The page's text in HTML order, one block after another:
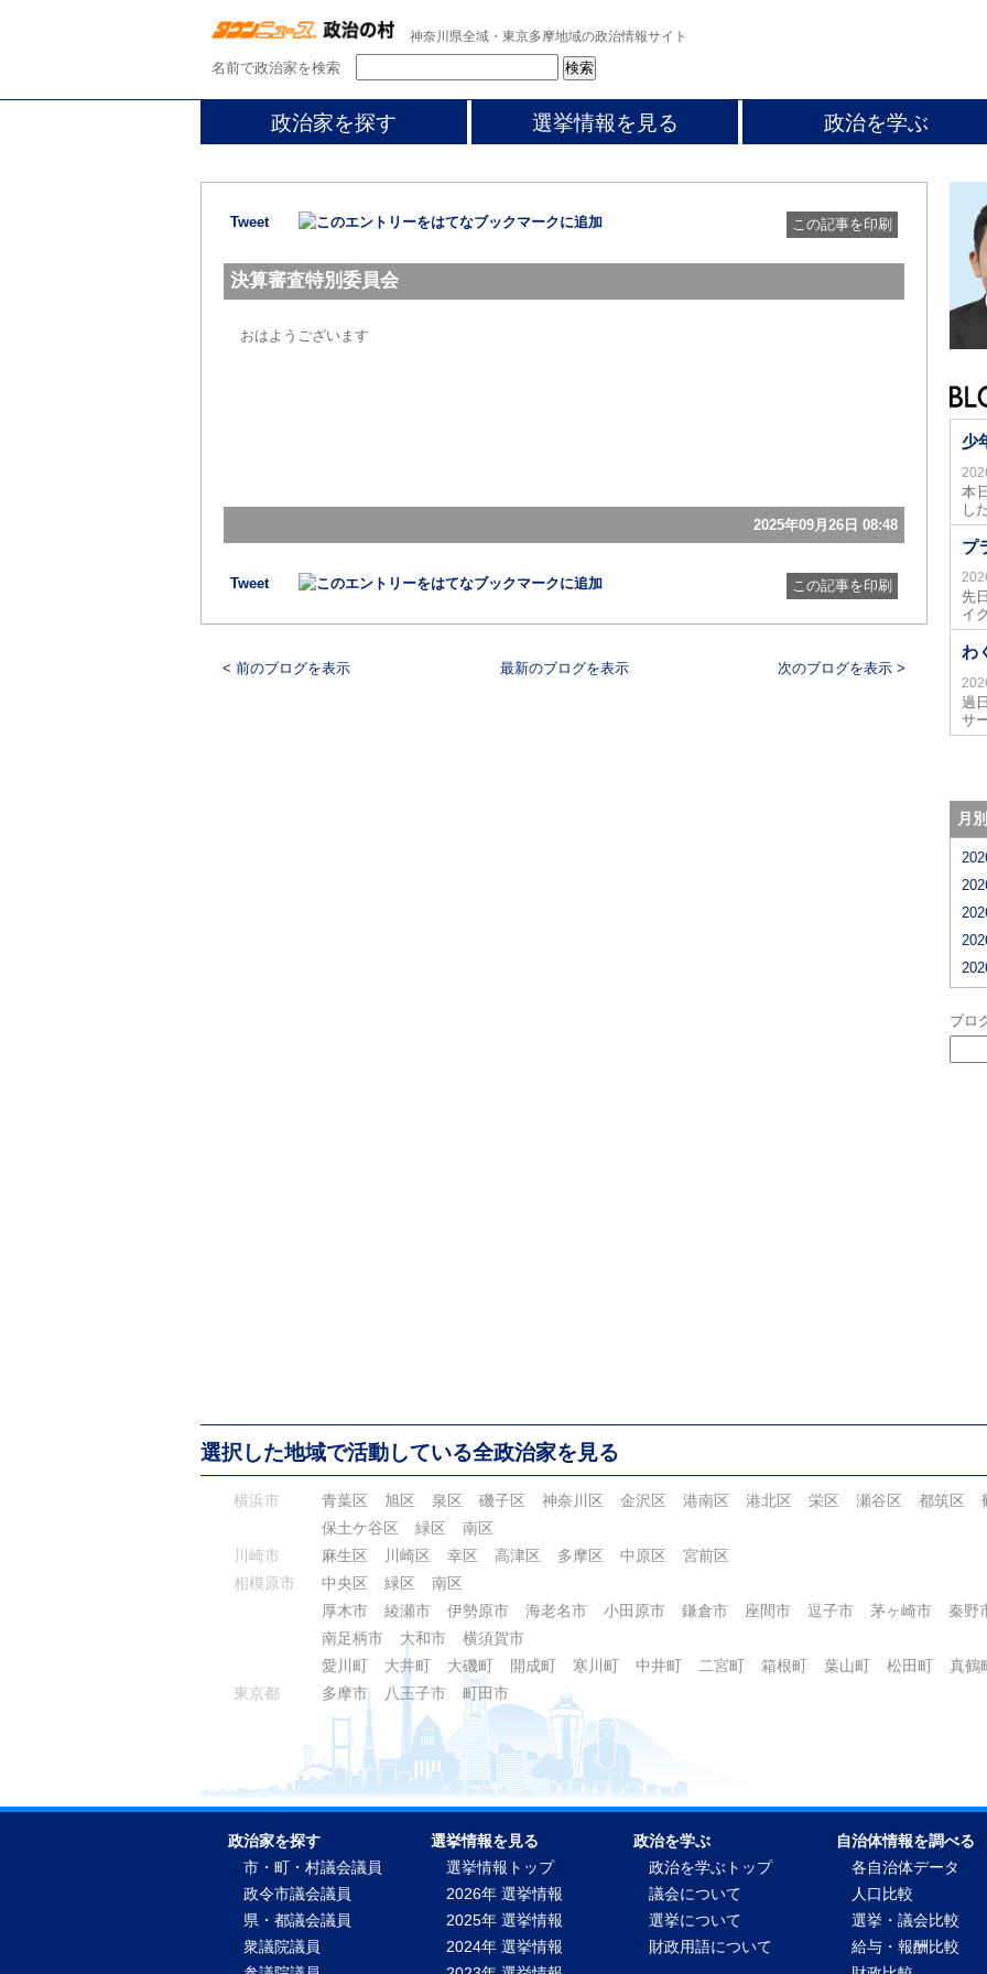
神奈川県全域・東京多摩地域の政治情報サイト
名前で政治家を検索
政治家を探す 選挙情報を見る 政治を学ぶ
Tweet この記事を印刷
決算審査特別委員会
おはようございます
2025年09月26日 08:48
Tweet この記事を印刷
< 前のブログを表示 最新のブログを表示 次のブログを表示 >
少
本
し
プ
先
イ
わ
過
サ
月
ブロ
選択した地域で活動している全政治家を見る
横浜市 青葉区 旭区 泉区 磯子区 神奈川区 金沢区 港南区 港北区 栄区 瀬谷区 都筑区
保土ケ谷区
緑区
南区
川崎市
麻生区 川崎区 幸区 高津区 多摩区 中原区
宮前区
相模原市
中央区 緑区
南区
厚木市
綾瀬市 伊勢原市 海老名市 小田原市 鎌倉市 座間市 逗子市 茅ヶ崎市 秦野
南足柄市
大和市
横須賀市
愛川町
大井町 大磯町 開成町 寒川町 中井町 二宮町 箱根町 葉山町 松田町 真鶴
東京都
多摩市 八王子市 町田市
政治家を探す
市・町・村議会議員
政令市議会議員
県・都議会議員
衆議院議員
選挙情報を見る
選挙情報トップ
2026年 選挙情報
2025年 選挙情報
2024年 選挙情報
政治を学ぶ
政治を学ぶトップ
議会について
選挙について
財政用語について
自治体情報を調べる
各自治体データ
人口比較
選挙・議会比較
給与・報酬比較